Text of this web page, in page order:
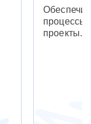
процессы
проекты.